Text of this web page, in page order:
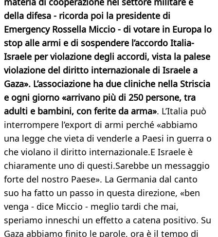
della difesa - ricorda poi la presidente di
Emergency Rossella Miccio - di votare in Europa lo
stop alle armi e di sospendere l’accordo Italia-
Israele per violazione degli accordi, vista la palese
violazione del diritto internazionale di Israele a
Gaza». L’associazione ha due cliniche nella Striscia
e ogni giorno «arrivano più di 250 persone, tra
adulti e bambini, con ferite da arma». L’Italia può
interrompere l’export di armi perché «abbiamo
una legge che vieta di venderle a Paesi in guerra o
che violano il diritto internazionale.E Israele è
chiaramente uno di questi.Sarebbe un messaggio
forte del nostro Paese». La Germania dal canto
suo ha fatto un passo in questa direzione, «ben
venga - dice Miccio - meglio tardi che mai,
speriamo inneschi un effetto a catena positivo. Su
Gaza abbiamo finito le parole, ora è il tempo di